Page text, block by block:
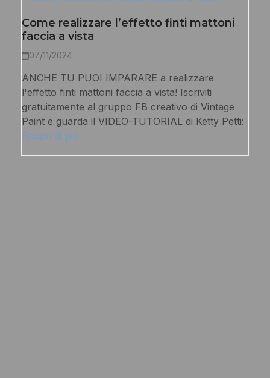
Come realizzare l’effetto finti mattoni
faccia a vista
07/11/2024
ANCHE TU PUOI IMPARARE a realizzare
l'effetto finti mattoni faccia a vista! Iscriviti
gratuitamente al gruppo FB creativo di Vintage
Paint e guarda il VIDEO-TUTORIAL di Ketty Petti:
Scopri di più